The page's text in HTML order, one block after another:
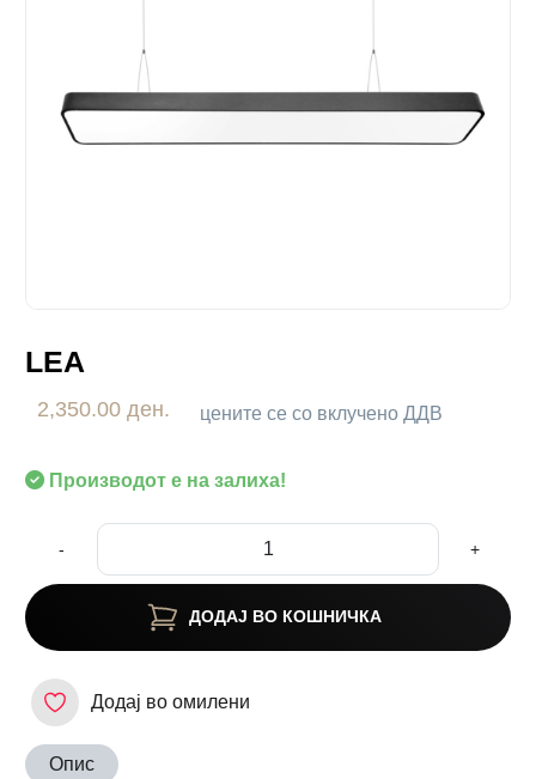
LEA
2,350.00 ден. цените се со вклучено ДДВ
Производот е на залиха!
- +
ДОДАЈ ВО КОШНИЧКА
Додај во омилени
Опис